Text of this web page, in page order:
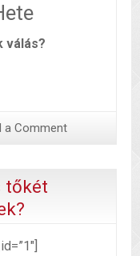
válás?
a Comment
tőkét